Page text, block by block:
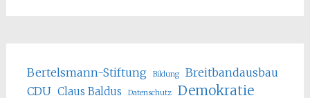
Bertelsmann-Stiftung Bildung
Breitbandausbau
CDU Claus Baldus Datenschutz Demokratie